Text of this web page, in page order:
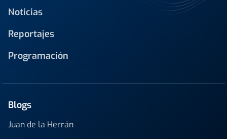
Noticias
Reportajes
Programación
Blogs
Juan de la Herrán